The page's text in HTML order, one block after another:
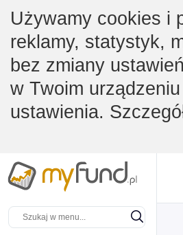
Używamy cookies i
reklamy, statystyk,
bez zmiany
w Twoim
ustawienia.